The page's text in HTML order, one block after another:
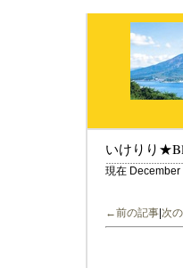
いけりり
現在
←前の記事 次